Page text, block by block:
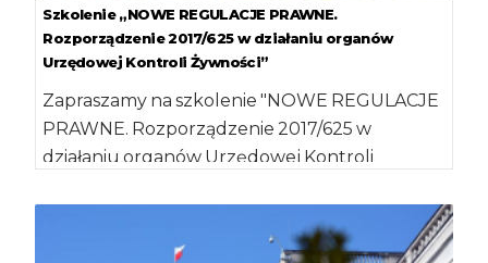
Szkolenie „NOWE REGULACJE PRAWNE.
Rozporządzenie 2017/625 w działaniu organów
Urzędowej Kontroli Żywności”
Zapraszamy na szkolenie "NOWE REGULACJE
PRAWNE. Rozporządzenie 2017/625 w
działaniu organów Urzędowej Kontroli